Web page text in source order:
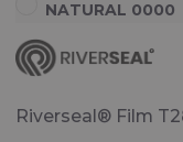
NATURAL 0000
Riverseal® Film